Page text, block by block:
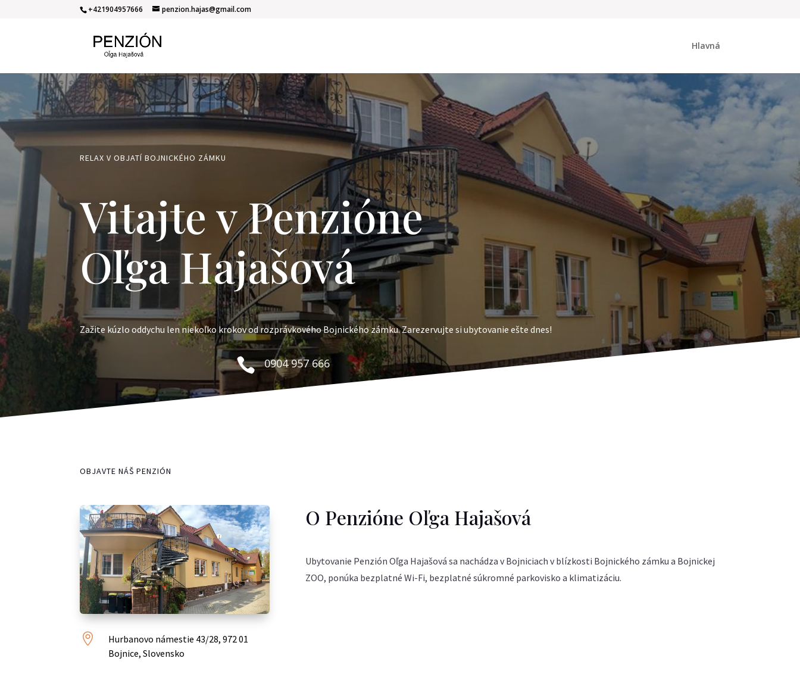
+421904957666 penzion.hajas@gmail.com
Hlavná
RELAX V OBJATÍ BOJNICKÉHO ZÁMKU
Vitajte v Penzióne
Oľga Hajašová
Zažite kúzlo oddychu len niekoľko krokov od rozprávkového Bojnického zámku. Zarezervujte si ubytovanie ešte dnes!
 0904 957 666
OBJAVTE NÁŠ PENZIÓN

Hurbanovo námestie 43/28, 972 01
Bojnice, Slovensko
O Penzióne Oľga Hajašová
Ubytovanie Penzión Oľga Hajašová sa nachádza v Bojniciach v blízkosti Bojnického zámku a Bojnickej
ZOO, ponúka bezplatné Wi-Fi, bezplatné súkromné parkovisko a klimatizáciu.